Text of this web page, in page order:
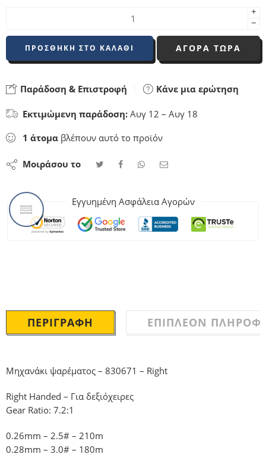
+
−
ΠΡΟΣΘΉΚΗ ΣΤΟ ΚΑΛΆΘΙ ΑΓΟΡΑ ΤΩΡΑ
Παράδοση & Επιστροφή Κάνε μια ερώτηση
Εκτιμώμενη παράδοση: Αυγ 12 – Αυγ 18
1 άτομα βλέπουν αυτό το προϊόν
Μοιράσου το
Εγγυημένη Ασφάλεια Αγορών
ΠΕΡΙΓΡΑΦΉ ΕΠΙΠΛΈΟΝ
Μηχανάκι ψαρέματος – 830671 – Right
Right Handed – Για δεξιόχειρες
Gear Ratio: 7.2:1
0.26mm – 2.5# – 210m
0.28mm – 3.0# – 180m